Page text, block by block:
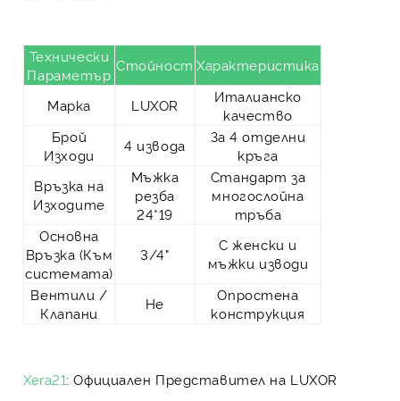
Технически
Параметър
Стойност Характеристика
Марка LUXOR
Италианско
качество
Брой
Изходи
4 извода
За 4 отделни
кръга
Връзка на
Изходите
Мъжка
резба
24*19
Стандарт за
многослойна
тръба
Основна
Връзка (Към
системата)
3/4"
С женски и
мъжки изводи
Вентили /
Клапани
Не
Опростена
конструкция
Xera21: Официален Представител на LUXOR